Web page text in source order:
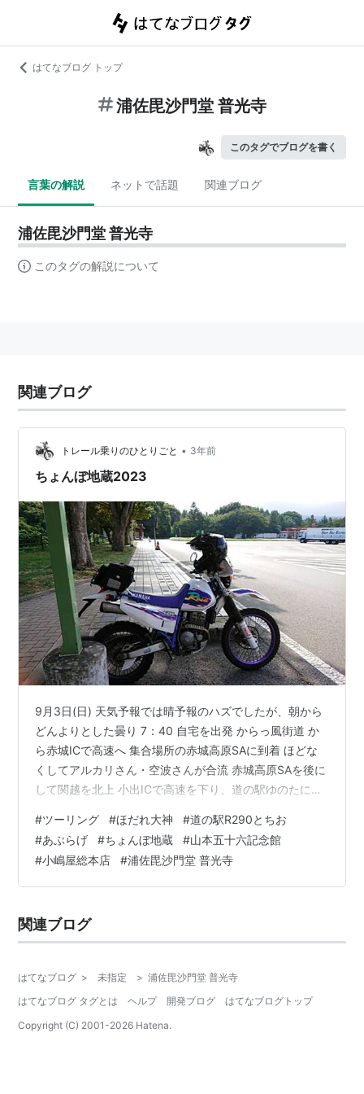
はてなブログ トップ
浦佐毘沙門堂 普光寺
このタグでブログを書く
言葉の解説 ネットで話題 関連ブログ
浦佐毘沙門堂 普光寺
このタグの解説について
関連ブログ
トレール乗りのひとりごと • 3年前
ちょんぼ地蔵2023
9月3日(日) 天気予報では晴予報のハズでしたが、朝から
どんよりとした曇り 7：40 自宅を出発 からっ風街道 か
ら赤城ICで高速へ 集合場所の赤城高原SAに到着 ほどな
くしてアルカリさん・空波さんが合流 赤城高原SAを後に
して関越を北上 小出ICで高速を下り、道の駅ゆのたにで
ほとんどノーマルの車両は無く、各々にカスタムされた
カブを軽く眺めつつ ゆのたにを出発して入広瀬方面へ 到
着した先は ほだれ大神 今年は案内板が新設され 詳しい
由来を知ることができました(笑) ほだれ大神を後にして
#ツーリング #ほだれ大神 #道の駅R290とちお
#あぶらげ #ちょんぼ地蔵 #山本五十六記念館
#小嶋屋総本店 #浦佐毘沙門堂 普光寺
関連ブログ
はてなブログ > 未指定 > 浦佐毘沙門堂 普光寺
はてなブログ タグとは
ヘルプ 開発ブログ
はてなブログトップ
Copyright (C) 2001-2026 Hatena.